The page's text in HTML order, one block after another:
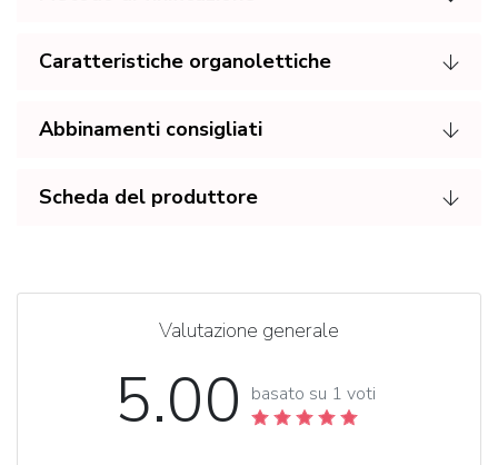
Caratteristiche organolettiche
Abbinamenti consigliati
Scheda del produttore
Valutazione generale
5.00 basato su 1 voti